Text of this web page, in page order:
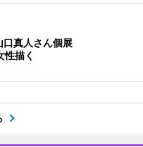
口真人さん個展
性描く